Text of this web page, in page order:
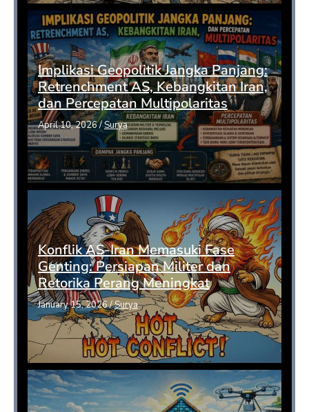
Implikasi Geopolitik Jangka Panjang:
Retrenchment AS, Kebangkitan Iran,
dan Percepatan Multipolaritas
April 10, 2026/Surya
Konflik AS-Iran Memasuki Fase
Genting: Persiapan Militer dan
Retorika Perang Meningkat
January 15, 2026/Surya